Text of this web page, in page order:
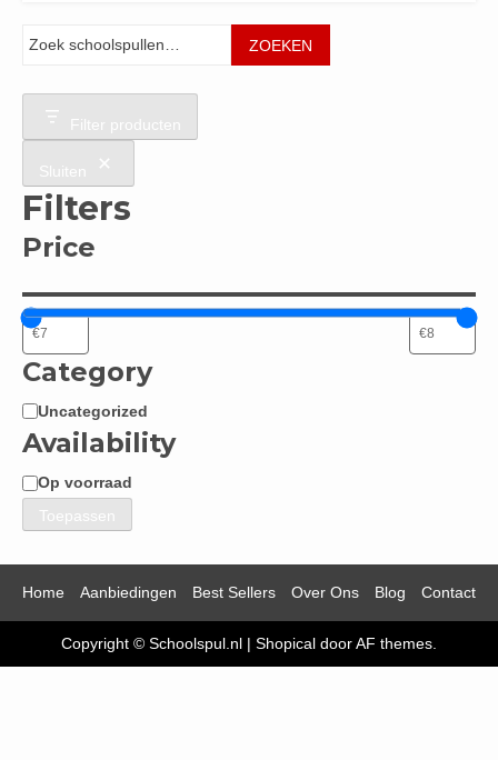
ZOEKEN
Filter producten
Sluiten
Filters
Price
Category
Categorie
Uncategorized
Availability
Beschikbaarheid
Op voorraad
Toepassen
Home Aanbiedingen Best Sellers Over Ons Blog Contact
Copyright © Schoolspul.nl | Shopical door AF themes.